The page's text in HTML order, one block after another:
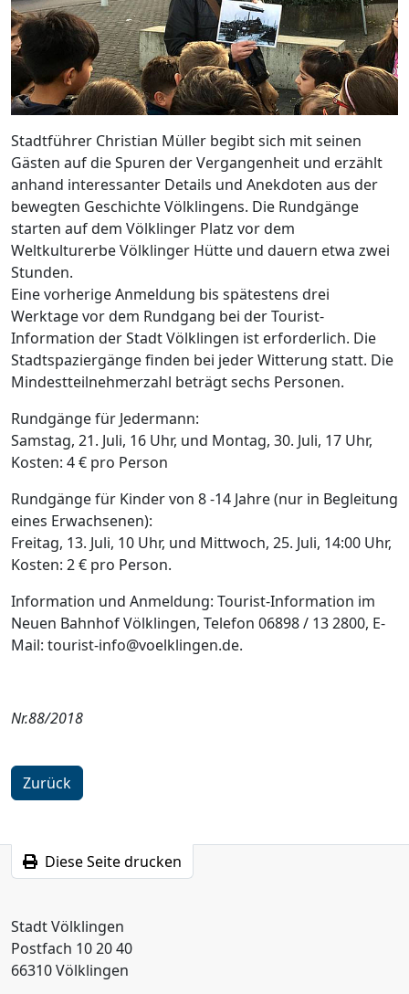
Stadtführer Christian Müller begibt sich mit seinen
Gästen auf die Spuren der Vergangenheit und erzählt
anhand interessanter Details und Anekdoten aus der
bewegten Geschichte Völklingens. Die Rundgänge
starten auf dem Völklinger Platz vor dem
Weltkulturerbe Völklinger Hütte und dauern etwa zwei
Stunden.
Eine vorherige Anmeldung bis spätestens drei
Werktage vor dem Rundgang bei der Tourist-
Information der Stadt Völklingen ist erforderlich. Die
Stadtspaziergänge finden bei jeder Witterung statt. Die
Mindestteilnehmerzahl beträgt sechs Personen.
Rundgänge für Jedermann:
Samstag, 21. Juli, 16 Uhr, und Montag, 30. Juli, 17 Uhr,
Kosten: 4 € pro Person
Rundgänge für Kinder von 8 -14 Jahre (nur in Begleitung
eines Erwachsenen):
Freitag, 13. Juli, 10 Uhr, und Mittwoch, 25. Juli, 14:00 Uhr,
Kosten: 2 € pro Person.
Information und Anmeldung: Tourist-Information im
Neuen Bahnhof Völklingen, Telefon 06898 / 13 2800, E-
Mail: tourist-info@voelklingen.de.
Nr.88/2018
Zurück
Diese Seite drucken
Stadt Völklingen
Postfach 10 20 40
66310 Völklingen